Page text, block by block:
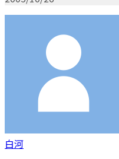
白河